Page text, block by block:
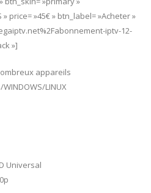
» price= »45€ » btn_label= »Acheter »
iptv-12-
»]
appareils
WINDOWS/LINUX
Universal